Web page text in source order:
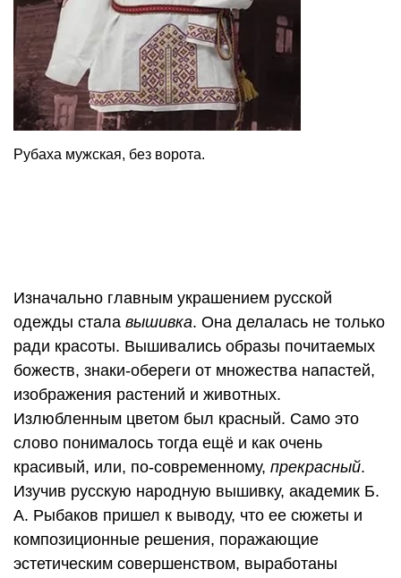
Рубаха мужская, без ворота.
Изначально главным украшением русской
одежды стала вышивка. Она делалась не только
ради красоты. Вышивались образы почитаемых
божеств, знаки-обереги от множества напастей,
изображения растений и животных.
Излюбленным цветом был красный. Само это
слово понималось тогда ещё и как очень
красивый, или, по-современному, прекрасный.
Изучив русскую народную вышивку, академик Б.
А. Рыбаков пришел к выводу, что ее сюжеты и
композиционные решения, поражающие
эстетическим совершенством, выработаны